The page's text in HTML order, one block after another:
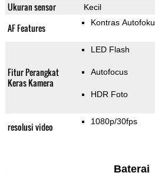
Ukuran sensor Kecil
AF Features Kontras
Fitur Perangkat
Keras Kamera
LED Flash
Autofocus
HDR Foto
resolusi video 1080p/30fps
Baterai